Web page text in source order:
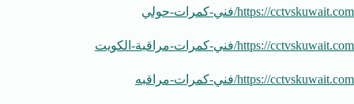
https://cctvskuwait.com/فني-كمرات-حولي
https://cctvskuwait.com/فني-كمرات-مراقبة-الكويت
https://cctvskuwait.com/فني-كمرات-مراقبه